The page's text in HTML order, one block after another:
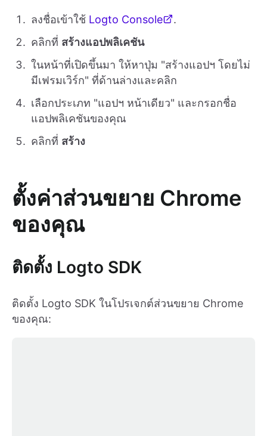
ลงชื่อเข้าใช้ Logto Console
.
คลิกที่ สร้างแอปพลิเคชัน
ในหน้าที่เปิดขึ้นมา ให้หาปุ่ม "สร้างแอปฯ โดยไม่
มีเฟรมเวิร์ก" ที่ด้านล่างและคลิก
เลือกประเภท "แอปฯ หน้าเดียว" และกรอกชื่อ
แอปพลิเคชันของคุณ
คลิกที่ สร้าง
ตั้งค่าส่วนขยาย Chrome
ของคุณ
ติดตั้ง Logto SDK
ติดตั้ง Logto SDK ในโปรเจกต์ส่วนขยาย Chrome
ของคุณ: